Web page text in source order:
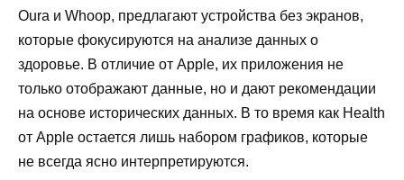
Oura и Whoop, предлагают устройства без экранов,
которые фокусируются на анализе данных о
здоровье. В отличие от Apple, их приложения не
только отображают данные, но и дают рекомендации
на основе исторических данных. В то время как Health
от Apple остается лишь набором графиков, которые
не всегда ясно интерпретируются.